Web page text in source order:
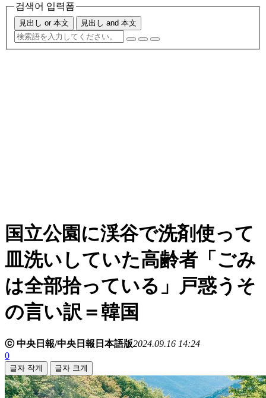
검색어 입력폼
見出し or 本文 見出し and 本文
国立公園に渓谷で洗剤使って
皿洗いしていた高齢者「ごみ
は全部拾っている」戸惑うそ
の言い訳＝韓国
ⓒ 中央日報/中央日報日本語版2024.09.16 14:24
0
글자 작게 글자 크게